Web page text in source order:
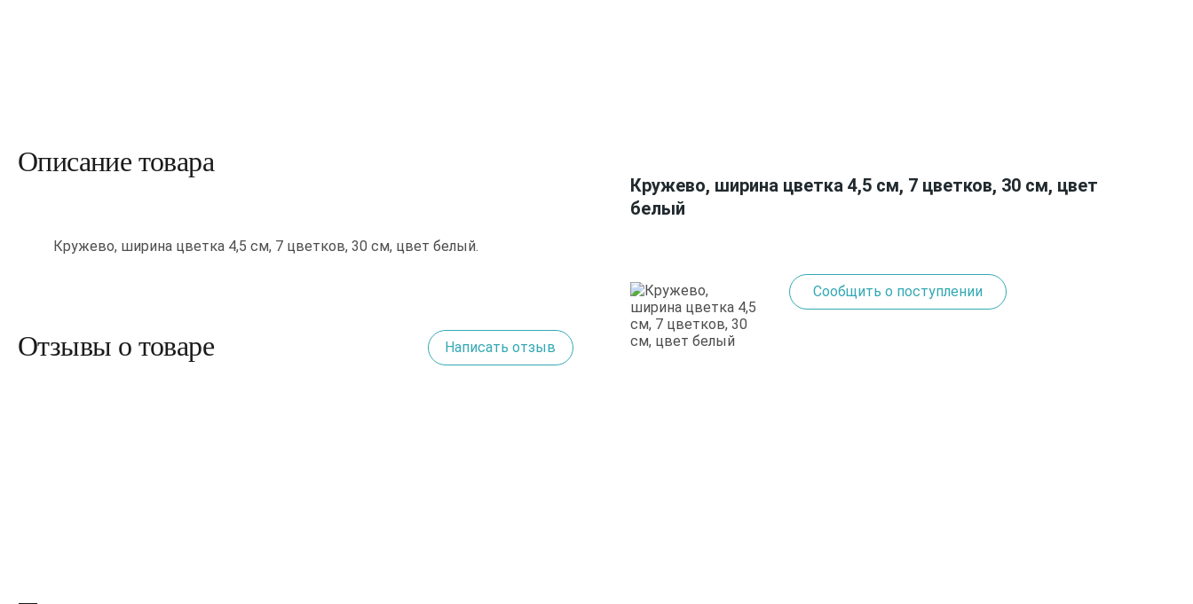
Описание товара
Кружево, ширина цветка 4,5 см, 7 цветков, 30 см, цвет белый.
Отзывы о товаре Написать отзыв
Кружево, ширина цветка 4,5 см, 7 цветков, 30 см, цвет
белый
Сообщить о поступлении